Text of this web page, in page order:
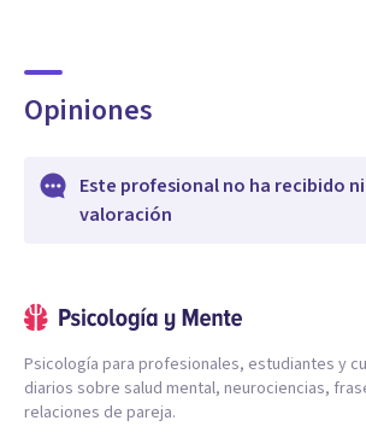
Opiniones
Este profesional no ha recibido
valoración
Psicología para profesionales, estudiantes y
diarios sobre salud mental, neurociencias,
relaciones de pareja.